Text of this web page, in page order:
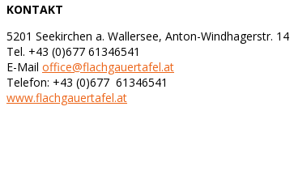
KONTAKT
5201 Seekirchen a. Wallersee, Anton-Windhagerstr. 14
Tel. +43 (0)677 61346541
E-Mail office@flachgauertafel.at
Telefon: +43 (0)677 61346541
www.flachgauertafel.at